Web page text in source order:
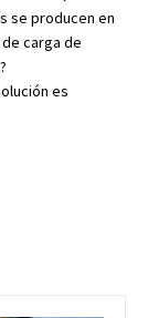
se producen en
carga de
es